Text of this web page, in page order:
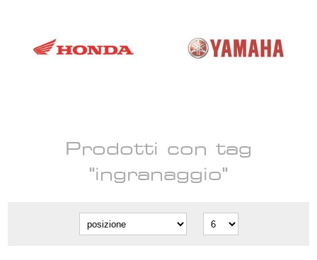
Prodotti con tag
"ingranaggio"